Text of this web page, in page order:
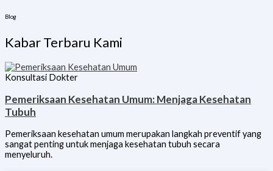
Blog
Kabar Terbaru Kami
Konsultasi Dokter
Pemeriksaan Kesehatan Umum: Menjaga Kesehatan
Tubuh
Pemeriksaan kesehatan umum merupakan langkah preventif yang
sangat penting untuk menjaga kesehatan tubuh secara
menyeluruh.